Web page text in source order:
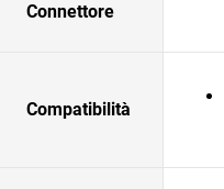
Connettore
Compatibilità